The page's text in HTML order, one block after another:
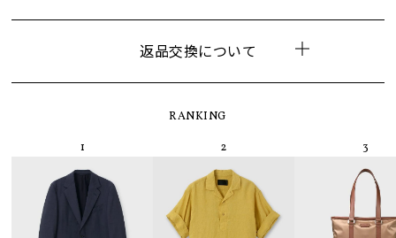
返品交換について
RANKING